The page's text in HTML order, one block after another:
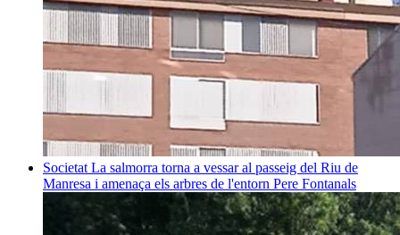
Societat La salmorra torna a vessar al passeig del Riu de
Manresa i amenaça els arbres de l'entorn Pere Fontanals